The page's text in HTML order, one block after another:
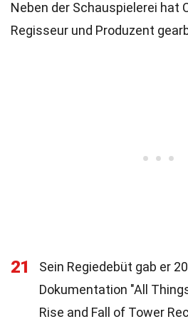
Neben der Schauspielerei hat
Regisseur und Produzent
21
Sein Regiedebüt gab er
Dokumentation "All
Rise and Fall of Tower